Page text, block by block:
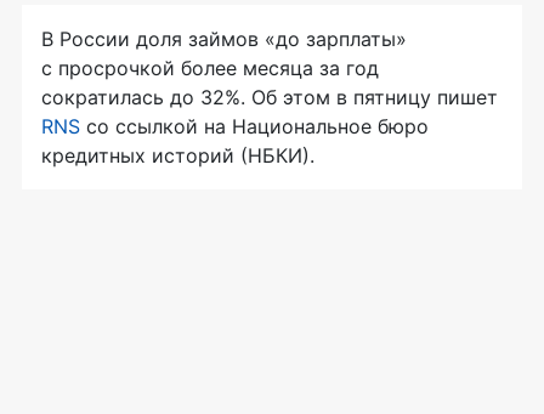
В России доля займов «до зарплаты»
с просрочкой более месяца за год
сократилась до 32%. Об этом в пятницу пишет
RNS со ссылкой на Национальное бюро
кредитных историй (НБКИ).